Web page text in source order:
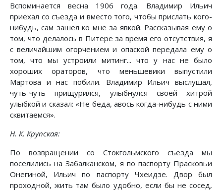
Вспоминается весна 1906 года. Владимир Ильич
приехал со съезда и вместо того, чтобы прислать кого-
нибудь, сам зашел ко мне за явкой. Рассказывая ему о
том, что делалось в Питере за время его отсутствия, я
с величайшим огорчением и опаской передала ему о
том, что мы устроили митинг... что у нас не было
хороших ораторов, что меньшевики выпустили
Мартова и нас побили. Владимир Ильич выслушал,
чуть-чуть прищурился, улыбнулся своей хитрой
улыбкой и сказал: «Не беда, авось когда-нибудь с ними
сквитаемся».
Н. К. Крупская:
По возвращении со Стокгольмского съезда мы
поселились на Забалканском, я по паспорту Прасковьи
Онегиной, Ильич по паспорту Чхеидзе. Двор был
проходной, жить там было удобно, если бы не сосед,